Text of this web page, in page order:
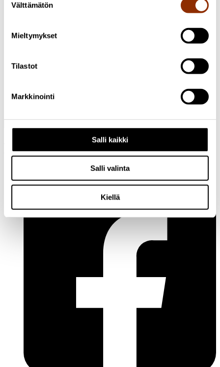
valinta
Välttämätön
Mieltymykset
Tilastot
Markkinointi
Salli kaikki
Salli valinta
Kiellä
alumneille suunnattuun kyselyyn.
Kyvyllä määrittää aineettomien oikeuksien arvo on tärkeä
merkitys yritysten kasvun sekä rahoituksen turvaamisen
harvoin yksilöineet kaiken aineettoman omaisuutensa ja
välineet tekijänoikeusomaisuuden arvon määrittämiseen ovat
Puhelin:+358 10 200 9200
Y-tunnus: 1771249-3